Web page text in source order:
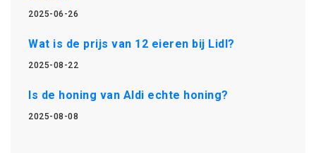
2025-06-26
Wat is de prijs van 12 eieren bij Lidl?
2025-08-22
Is de honing van Aldi echte honing?
2025-08-08